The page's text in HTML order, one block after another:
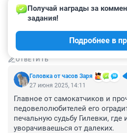
ОТВЕТИТЬ
Гость
какой застройщик обещал
ОТВЕТИТЬ
Головка от часов Заря
Получай награды за
задания!
Подробнее в
27 июня 2025, 14:11
Главное от самокатчиков и
педовелолюбителей его
печальную судьбу Гилевки, где
уворачиваешься от далеких.